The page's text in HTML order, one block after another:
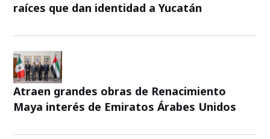
raíces que dan identidad a Yucatán
Atraen grandes obras de Renacimiento
Maya interés de Emiratos Árabes Unidos